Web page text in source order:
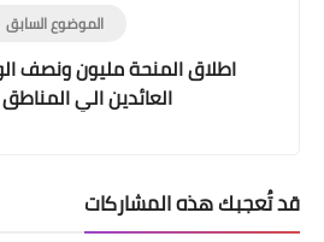
الموضوع السابق
العائدين الي
قد تُعجبك هذه المشاركات